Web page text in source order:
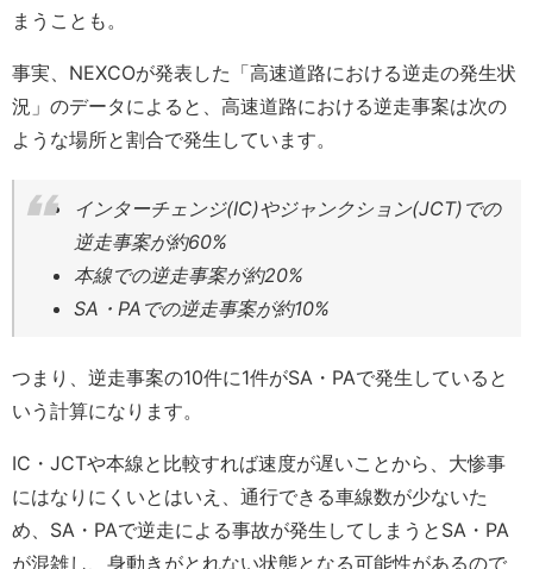
まうことも。
事実、NEXCOが発表した「高速道路における逆走の発生状
況」のデータによると、高速道路における逆走事案は次の
ような場所と割合で発生しています。
インターチェンジ(IC)やジャンクション(JCT)での
逆走事案が約60%
本線での逆走事案が約20%
SA・PAでの逆走事案が約10%
つまり、逆走事案の10件に1件がSA・PAで発生していると
いう計算になります。
IC・JCTや本線と比較すれば速度が遅いことから、大惨事
にはなりにくいとはいえ、通行できる車線数が少ないた
め、SA・PAで逆走による事故が発生してしまうとSA・PA
が混雑し、身動きがとれない状態となる可能性があるので